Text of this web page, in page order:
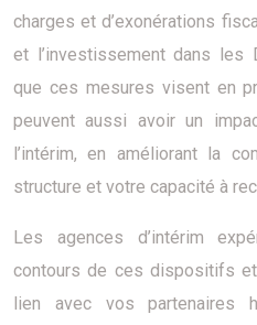
charges et d’exonérations
et l’investissement dans les
que ces mesures visent en
peuvent aussi avoir un
l’intérim, en améliorant la
structure et votre capacité à
Les agences d’intérim
contours de ces dispositifs
lien avec vos partenaires